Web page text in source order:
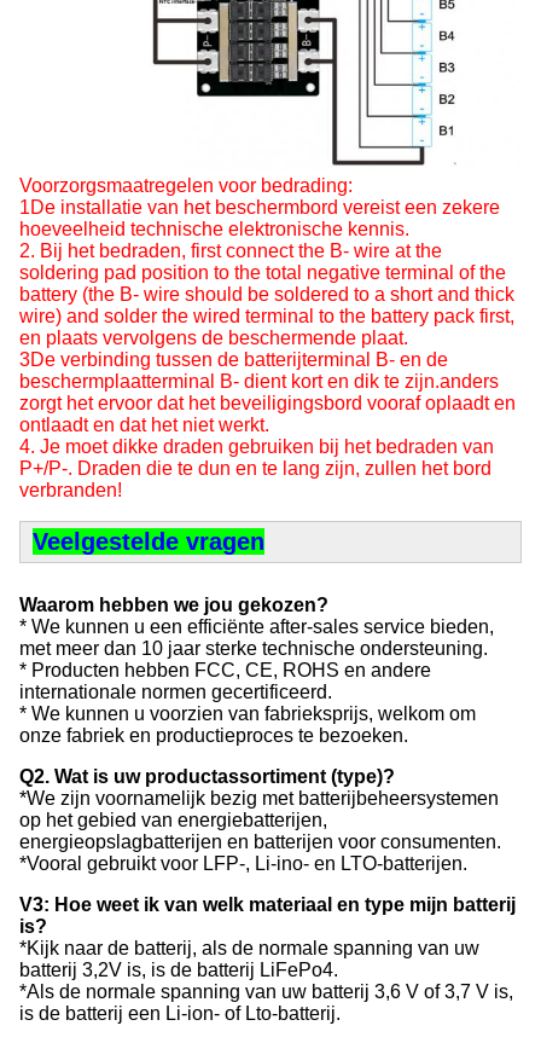
Voorzorgsmaatregelen voor bedrading:
1De installatie van het beschermbord vereist een zekere
hoeveelheid technische elektronische kennis.
2. Bij het bedraden, first connect the B- wire at the
soldering pad position to the total negative terminal of the
battery (the B- wire should be soldered to a short and thick
wire) and solder the wired terminal to the battery pack first,
en plaats vervolgens de beschermende plaat.
3De verbinding tussen de batterijterminal B- en de
beschermplaatterminal B- dient kort en dik te zijn.anders
zorgt het ervoor dat het beveiligingsbord vooraf oplaadt en
ontlaadt en dat het niet werkt.
4. Je moet dikke draden gebruiken bij het bedraden van
P+/P-. Draden die te dun en te lang zijn, zullen het bord
verbranden!
Veelgestelde vragen
Waarom hebben we jou gekozen?
* We kunnen u een efficiënte after-sales service bieden,
met meer dan 10 jaar sterke technische ondersteuning.
* Producten hebben FCC, CE, ROHS en andere
internationale normen gecertificeerd.
* We kunnen u voorzien van fabrieksprijs, welkom om
onze fabriek en productieproces te bezoeken.
Q2. Wat is uw productassortiment (type)?
*We zijn voornamelijk bezig met batterijbeheersystemen
op het gebied van energiebatterijen,
energieopslagbatterijen en batterijen voor consumenten.
*Vooral gebruikt voor LFP-, Li-ino- en LTO-batterijen.
V3: Hoe weet ik van welk materiaal en type mijn batterij
is?
*Kijk naar de batterij, als de normale spanning van uw
batterij 3,2V is, is de batterij LiFePo4.
*Als de normale spanning van uw batterij 3,6 V of 3,7 V is,
is de batterij een Li-ion- of Lto-batterij.